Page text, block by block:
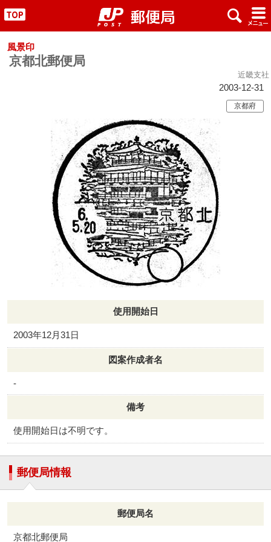
" x #
風景印
京都北郵便局
近畿支社
2003-12-31
京都府
使用開始日
2003年12月31日
図案作成者名
-
備考
使用開始日は不明です。
郵便局情報
郵便局名
京都北郵便局